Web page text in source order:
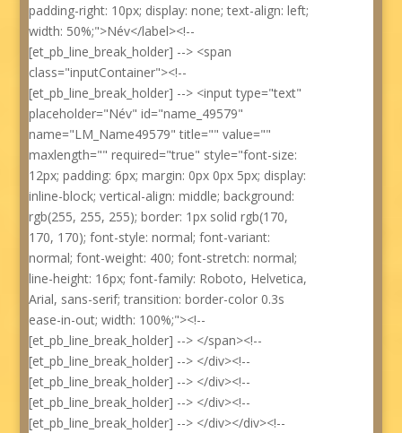
padding-right: 10px; display: none; text-align: left;
width: 50%;">Név</label><!--
[et_pb_line_break_holder] --> <span
class="inputContainer"><!--
[et_pb_line_break_holder] --> <input type="text"
placeholder="Név" id="name_49579"
name="LM_Name49579" title="" value=""
maxlength="" required="true" style="font-size:
12px; padding: 6px; margin: 0px 0px 5px; display:
inline-block; vertical-align: middle; background:
rgb(255, 255, 255); border: 1px solid rgb(170,
170, 170); font-style: normal; font-variant:
normal; font-weight: 400; font-stretch: normal;
line-height: 16px; font-family: Roboto, Helvetica,
Arial, sans-serif; transition: border-color 0.3s
ease-in-out; width: 100%;"><!--
[et_pb_line_break_holder] --> </span><!--
[et_pb_line_break_holder] --> </div><!--
[et_pb_line_break_holder] --> </div><!--
[et_pb_line_break_holder] --> </div><!--
[et_pb_line_break_holder] --> </div></div><!--